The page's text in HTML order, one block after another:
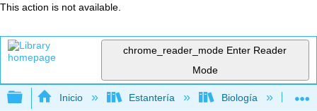
This action is not available.
chrome_reader_mode Enter Reader
Mode
Expandir/contraer jerarquía global
Inicio Estantería Biología